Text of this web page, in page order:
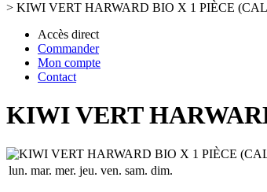
> KIWI VERT HARWARD BIO X 1 PIÈCE
Accès direct
Commander
Mon compte
Contact
KIWI VERT
lun. mar. mer. jeu. ven. sam. dim.